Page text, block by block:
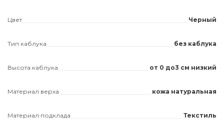
Цвет Черный
Тип каблука без каблука
Высота каблука от 0 до3 см низкий
Материал верха кожа натуральная
Материал подклада Текстиль